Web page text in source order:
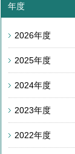
年度
2026年度
2025年度
2024年度
2023年度
2022年度